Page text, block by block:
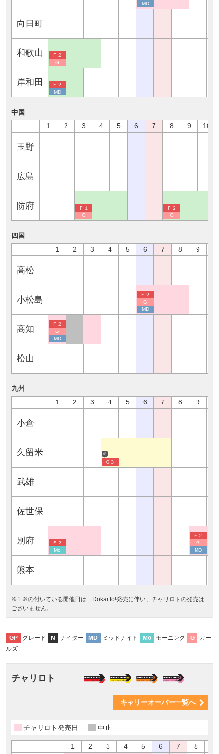
MD
向日町
和歌山
Ｆ２
G
岸和田
Ｆ２
MD
中国
1
2 3 4 5 6 7 8 9 10
玉野
広島
防府
Ｆ１
G
Ｆ２
G
四国
1
2 3 4 5 6 7 8 9
高松
小松島
Ｆ２
G
MD
高知
Ｆ２
G
MD
松山
九州
1
2 3 4 5 6 7 8 9
小倉
久留米 ※
Ｇ３
武雄
佐世保
別府
Ｆ２
Mo
Ｆ２
G
MD
熊本
※1 ※の付いている開催日は、Dokanto!発売に伴い、チャリロトの発売は
ございません。
GP グレード N ナイター MD ミッドナイト Mo モーニング G
ガー
ルズ
チャリロト
キャリーオーバー一覧へ
チャリロト発売日 中止
1 2 3 4 5 6 7 8